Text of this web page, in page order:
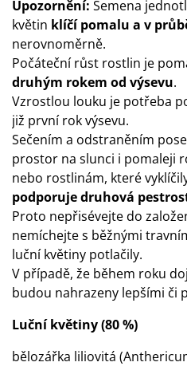
Upozornění: Semena
květin klíčí pomalu a v
nerovnoměrně.
Počáteční růst rostlin je
druhým rokem od výsevu.
Vzrostlou louku je potřeba
již první rok výsevu.
Sečením a odstraněním
prostor na slunci i pomaleji
nebo rostlinám, které
podporuje druhová
Proto nepřisévejte do
nemíchejte s běžnými
luční květiny potlačily.
V případě, že během roku
budou nahrazeny lepšími či
Luční květiny (80 %)
bělozářka liliovitá